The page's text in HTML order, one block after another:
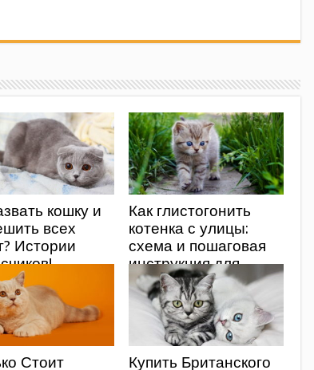
кошку и
всех
Истории
Как глистогонить
котенка с улицы:
схема и пошаговая
инструкция для
новых владельцев
Стоит
Купить Британского